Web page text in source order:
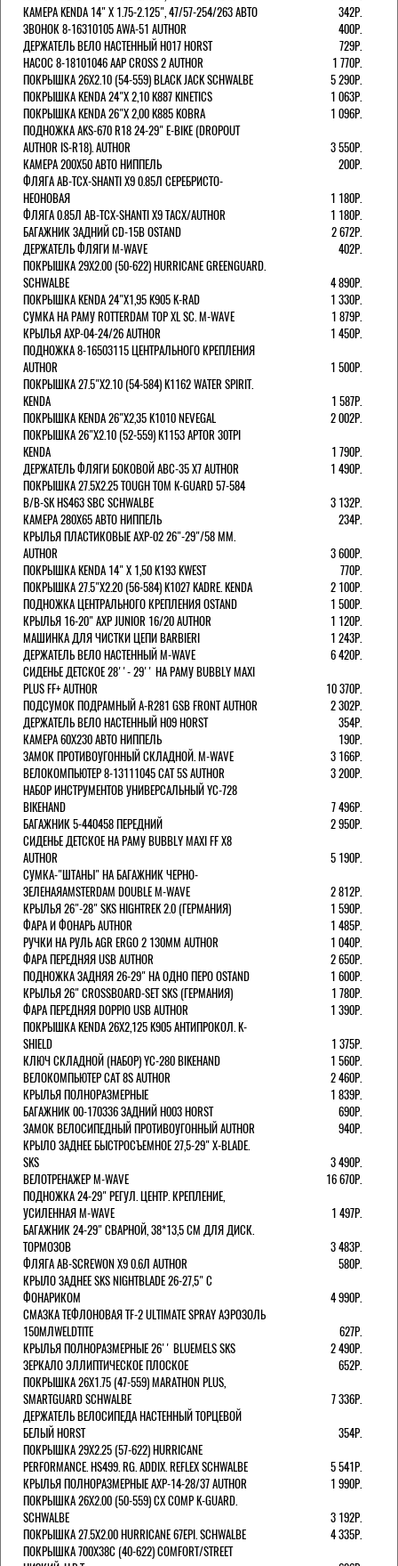
КАМЕРА KENDA 14" Х 1.75-2.125", 47/57-254/263 АВТО
342Р.
ЗВОНОК 8-16310105 AWA-51 AUTHOR
400Р.
ДЕРЖАТЕЛЬ ВЕЛО НАСТЕННЫЙ H017 HORST
729Р.
НАСОС 8-18101046 AAP CROSS 2 AUTHOR
1 770Р.
ПОКРЫШКА 26X2.10 (54-559) BLACK JACK SCHWALBE
5 290Р.
ПОКРЫШКА KENDA 24"Х 2,10 K887 KINETICS
1 063Р.
ПОКРЫШКА KENDA 26"Х 2,00 K885 KOBRA
1 096Р.
ПОДНОЖКА AKS-670 R18 24-29" E-BIKE (DROPOUT
AUTHOR IS-R18). AUTHOR
3 550Р.
КАМЕРА 200Х50 АВТО НИППЕЛЬ
200Р.
ФЛЯГА AB-TCX-SHANTI X9 0.85Л СЕРЕБРИСТО-
НЕОНОВАЯ
1 180Р.
ФЛЯГА 0.85Л AB-TCX-SHANTI X9 TACX/AUTHOR
1 180Р.
БАГАЖНИК ЗАДНИЙ CD-15B OSTAND
2 672Р.
ДЕРЖАТЕЛЬ ФЛЯГИ M-WAVE
402Р.
ПОКРЫШКА 29X2.00 (50-622) HURRICANE GREENGUARD.
SCHWALBE
4 890Р.
ПОКРЫШКА KENDA 24"Х1,95 K905 K-RAD
1 330Р.
СУМКА НА РАМУ ROTTERDAM TOP XL SC. M-WAVE
1 879Р.
КРЫЛЬЯ AXP-04-24/26 AUTHOR
1 450Р.
ПОДНОЖКА 8-16503115 ЦЕНТРАЛЬНОГО КРЕПЛЕНИЯ
AUTHOR
1 500Р.
ПОКРЫШКА 27.5"Х2.10 (54-584) K1162 WATER SPIRIT.
KENDA
1 587Р.
ПОКРЫШКА KENDA 26"Х2,35 K1010 NEVEGAL
2 002Р.
ПОКРЫШКА 26"Х2.10 (52-559) K1153 APTOR 30TPI
KENDA
1 790Р.
ДЕРЖАТЕЛЬ ФЛЯГИ БОКОВОЙ ABC-35 X7 AUTHOR
1 490Р.
ПОКРЫШКА 27.5X2.25 TOUGH TOM K-GUARD 57-584
B/B-SK HS463 SBC SCHWALBE
3 132Р.
КАМЕРА 280Х65 АВТО НИППЕЛЬ
234Р.
КРЫЛЬЯ ПЛАСТИКОВЫЕ AXP-02 26"-29"/58 ММ.
AUTHOR
3 600Р.
ПОКРЫШКА KENDA 14" Х 1,50 K193 KWEST
770Р.
ПОКРЫШКА 27.5"Х2.20 (56-584) K1027 KADRE. KENDA
2 100Р.
ПОДНОЖКА ЦЕНТРАЛЬНОГО КРЕПЛЕНИЯ OSTAND
1 500Р.
КРЫЛЬЯ 16-20" AXP JUNIOR 16/20 AUTHOR
1 120Р.
МАШИНКА ДЛЯ ЧИСТКИ ЦЕПИ BARBIERI
1 243Р.
ДЕРЖАТЕЛЬ ВЕЛО НАСТЕННЫЙ M-WAVE
6 420Р.
СИДЕНЬЕ ДЕТСКОЕ 28''- 29'' НА РАМУ BUBBLY MAXI
PLUS FF+ AUTHOR
10 370Р.
ПОДСУМОК ПОДРАМНЫЙ A-R281 GSB FRONT AUTHOR
2 302Р.
ДЕРЖАТЕЛЬ ВЕЛО НАСТЕННЫЙ H09 HORST
354Р.
КАМЕРА 60X230 АВТО НИППЕЛЬ
190Р.
ЗАМОК ПРОТИВОУГОННЫЙ СКЛАДНОЙ. M-WAVE
3 166Р.
ВЕЛОКОМПЬЮТЕР 8-13111045 CAT 5S AUTHOR
3 200Р.
НАБОР ИНСТРУМЕНТОВ УНИВЕРСАЛЬНЫЙ YC-728
BIKEHAND
7 496Р.
БАГАЖНИК 5-440458 ПЕРЕДНИЙ
2 950Р.
СИДЕНЬЕ ДЕТСКОЕ НА РАМУ BUBBLY MAXI FF X8
AUTHOR
5 190Р.
СУМКА-"ШТАНЫ" НА БАГАЖНИК ЧЕРНО-
ЗЕЛЕНАЯAMSTERDAM DOUBLE M-WAVE
2 812Р.
КРЫЛЬЯ 26"-28" SKS HIGHTREK 2.0 (ГЕРМАНИЯ)
1 590Р.
ФАРА И ФОНАРЬ AUTHOR
1 485Р.
РУЧКИ НА РУЛЬ AGR ERGO 2 130ММ AUTHOR
1 040Р.
ФАРА ПЕРЕДНЯЯ USB AUTHOR
2 650Р.
ПОДНОЖКА ЗАДНЯЯ 26-29" НА ОДНО ПЕРО OSTAND
1 600Р.
КРЫЛЬЯ 26" CROSSBOARD-SET SKS (ГЕРМАНИЯ)
1 780Р.
ФАРА ПЕРЕДНЯЯ DOPPIO USB AUTHOR
1 390Р.
ПОКРЫШКА KENDA 26Х2,125 K905 АНТИПРОКОЛ. K-
SHIELD
1 375Р.
КЛЮЧ СКЛАДНОЙ (НАБОР) YC-280 BIKEHAND
1 560Р.
ВЕЛОКОМПЬЮТЕР CAT 8S AUTHOR
2 460Р.
КРЫЛЬЯ ПОЛНОРАЗМЕРНЫЕ
1 839Р.
БАГАЖНИК 00-170336 ЗАДНИЙ H003 HORST
690Р.
ЗАМОК ВЕЛОСИПЕДНЫЙ ПРОТИВОУГОННЫЙ AUTHOR
940Р.
КРЫЛО ЗАДНЕЕ БЫСТРОСЪЕМНОЕ 27,5-29" X-BLADE.
SKS
3 490Р.
ВЕЛОТРЕНАЖЕР M-WAVE
16 670Р.
ПОДНОЖКА 24-29" РЕГУЛ. ЦЕНТР. КРЕПЛЕНИЕ,
УСИЛЕННАЯ M-WAVE
1 497Р.
БАГАЖНИК 24-29" СВАРНОЙ, 38*13,5 СМ ДЛЯ ДИСК.
ТОРМОЗОВ
3 483Р.
ФЛЯГА AB-SCREWON X9 0.6Л AUTHOR
580Р.
КРЫЛО ЗАДНЕЕ SKS NIGHTBLADE 26-27,5" С
ФОНАРИКОМ
4 990Р.
СМАЗКА ТЕФЛОНОВАЯ TF-2 ULTIMATE SPRAY АЭРОЗОЛЬ
150МЛWELDTITE
627Р.
КРЫЛЬЯ ПОЛНОРАЗМЕРНЫЕ 26'' BLUEMELS SKS
2 490Р.
ЗЕРКАЛО ЭЛЛИПТИЧЕСКОЕ ПЛОСКОЕ
652Р.
ПОКРЫШКА 26X1.75 (47-559) MARATHON PLUS,
SMARTGUARD SCHWALBE
7 336Р.
ДЕРЖАТЕЛЬ ВЕЛОCИПЕДА НАСТЕННЫЙ ТОРЦЕВОЙ
БЕЛЫЙ HORST
354Р.
ПОКРЫШКА 29X2.25 (57-622) HURRICANE
PERFORMANCE. HS499. RG. ADDIX. REFLEX SCHWALBE
5 541Р.
КРЫЛЬЯ ПОЛНОРАЗМЕРНЫЕ AXP-14-28/37 AUTHOR
1 990Р.
ПОКРЫШКА 26X2.00 (50-559) CX COMP K-GUARD.
SCHWALBE
3 192Р.
ПОКРЫШКА 27.5X2.00 HURRICANE 67EPI. SCHWALBE
4 335Р.
ПОКРЫШКА 700X38С (40-622) COMFORT/STREET